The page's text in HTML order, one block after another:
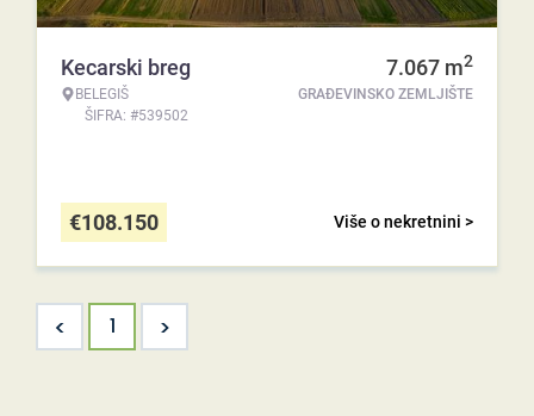
Kecarski breg
BELEGIŠ
ŠIFRA: #539502
7.067 m2
GRAĐEVINSKO ZEMLJIŠTE
Više o nekretnini >
€108.150
< 1 >